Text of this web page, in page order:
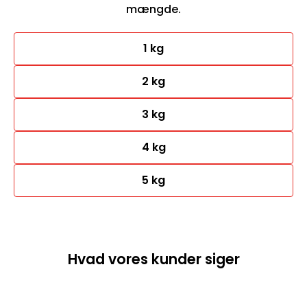
mængde.
1 kg
2 kg
3 kg
4 kg
5 kg
Hvad vores kunder siger